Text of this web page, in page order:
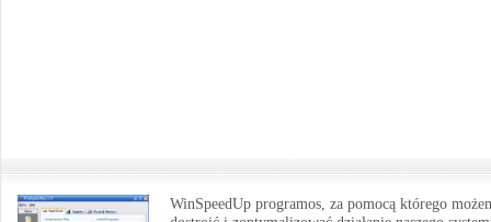
WinSpeedUp programos, za pomocą którego